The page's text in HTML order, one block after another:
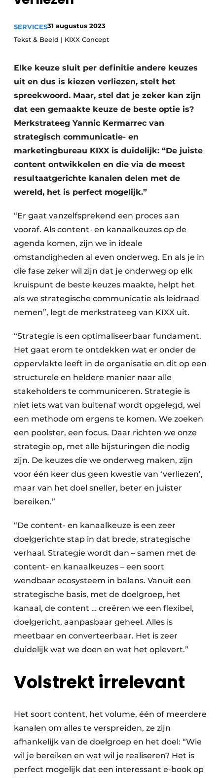
Vacature aanmelden
Vacatures
SERVICES31 augustus 2023
Tekst & Beeld | KIXX Concept
Elke keuze sluit per definitie andere keuzes
uit en dus is kiezen verliezen, stelt het
spreekwoord. Maar, stel dat je zeker kan zijn
dat een gemaakte keuze de beste optie is?
Merkstrateeg Yannic Kermarrec van
strategisch communicatie- en
marketingbureau KIXX is duidelijk: “De juiste
content ontwikkelen en die via de meest
resultaatgerichte kanalen delen met de
wereld, het is perfect mogelijk.”
“Er gaat vanzelfsprekend een proces aan
vooraf. Als content- en kanaalkeuzes op de
agenda komen, zijn we in ideale
omstandigheden al even onderweg. En als je in
die fase zeker wil zijn dat je onderweg op elk
kruispunt de beste keuzes maakte, helpt het
als we strategische communicatie als leidraad
nemen”, legt de merkstrateeg van KIXX uit.
“Strategie is een optimaliseerbaar fundament.
Het gaat erom te ontdekken wat er onder de
oppervlakte leeft in de organisatie en dit op een
structurele en heldere manier naar alle
stakeholders te communiceren. Strategie is
niet iets wat van buitenaf wordt opgelegd, wel
een methode om ergens te komen. We zoeken
een poolster, een focus. Daar richten we onze
strategie op, met alle bijsturingen die nodig
zijn. De keuzes die we onderweg maken, zijn
voor één keer dus geen kwestie van ‘verliezen’,
maar van het doel sneller, beter en juister
bereiken.”
“De content- en kanaalkeuze is een zeer
doelgerichte stap in dat brede, strategische
verhaal. Strategie wordt dan – samen met de
content- en kanaalkeuzes – een soort
wendbaar ecosysteem in balans. Vanuit een
strategische basis, met de doelgroep, het
kanaal, de content … creëren we een flexibel,
doelgericht, aanpasbaar geheel. Alles is
meetbaar en converteerbaar. Het is zeer
duidelijk wat we doen en wat het oplevert.”
Volstrekt irrelevant
Het soort content, het volume, één of meerdere
kanalen om alles te verspreiden, ze zijn
afhankelijk van de doelgroep en het doel: “Wie
wil je bereiken en wat wil je realiseren? Het is
perfect mogelijk dat een interessant e-book op